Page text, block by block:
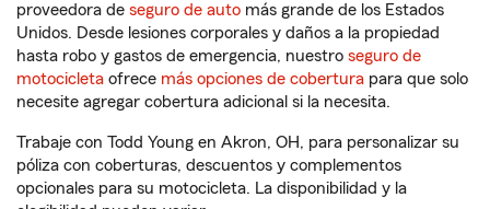
proveedora de seguro de auto más grande de los Estados
Unidos. Desde lesiones corporales y daños a la propiedad
hasta robo y gastos de emergencia, nuestro seguro de
motocicleta ofrece más opciones de cobertura para que solo
necesite agregar cobertura adicional si la necesita.
Trabaje con Todd Young en Akron, OH, para personalizar su
póliza con coberturas, descuentos y complementos
opcionales para su motocicleta. La disponibilidad y la